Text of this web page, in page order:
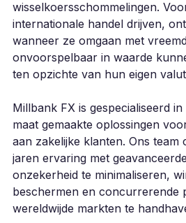
wisselkoersschommelingen.
internationale handel drijven,
wanneer ze omgaan met
onvoorspelbaar in waarde
ten opzichte van hun eigen
Millbank FX is gespecialiseerd
maat gemaakte oplossingen
aan zakelijke klanten. Ons team
jaren ervaring met
onzekerheid te minimaliseren,
beschermen en concurrerende
wereldwijde markten te